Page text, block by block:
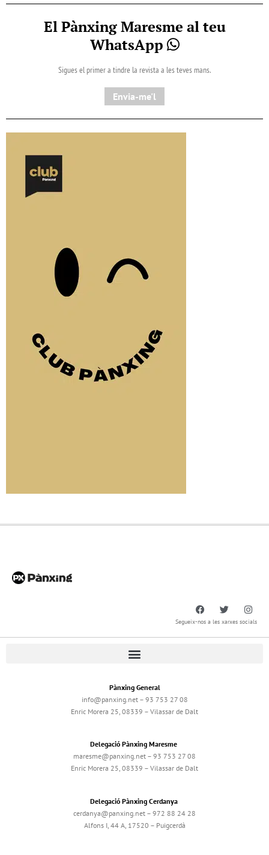
El Pànxing Maresme al teu
WhatsApp
Sigues el primer a tindre la revista a les teves mans.
Envia-me'l
Segueix-nos a les xarxes socials
Pànxing General
info@panxing.net – 93 753 27 08
Enric Morera 25, 08339 – Vilassar de Dalt
Delegació Pànxing Maresme
maresme@panxing.net – 93 753 27 08
Enric Morera 25, 08339 – Vilassar de Dalt
Delegació Pànxing Cerdanya
cerdanya@panxing.net – 972 88 24 28
Alfons I, 44 A, 17520 – Puigcerdà